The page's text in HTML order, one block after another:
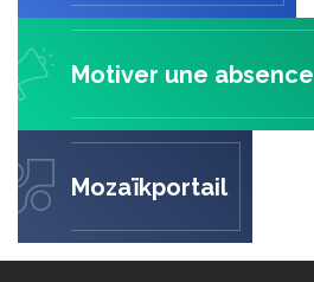
Motiver une absence
Mozaïkportail